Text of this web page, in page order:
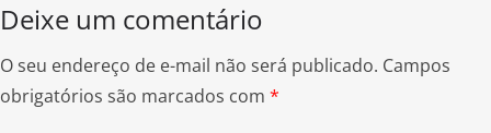
k
Deixe um comentário
O seu endereço de e-mail não será publicado. Campos
obrigatórios são marcados com *